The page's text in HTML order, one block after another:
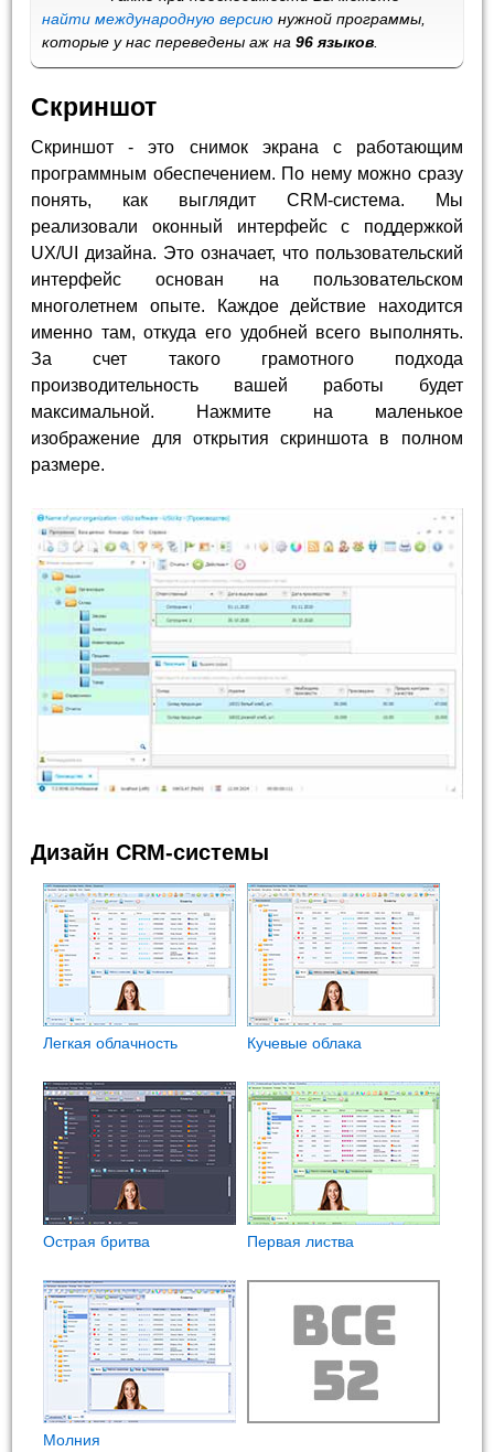
найти международную версию нужной программы,
которые у нас переведены аж на96 языков
Скриншот
Скриншот - это снимок экрана с работающим
программным обеспечением. По нему можно сразу
понять, как выглядит CRM-система. Мы
реализовали оконный интерфейс с поддержкой
UX/UI дизайна. Это означает, что пользовательский
интерфейс основан на пользовательском
многолетнем опыте. Каждое действие находится
именно там, откуда его удобней всего выполнять.
За счет такого грамотного подхода
производительность вашей работы будет
максимальной. Нажмите на маленькое
изображение для открытия скриншота в полном
размере.
Дизайн CRM-системы
Легкая облачность Кучевые облака
Острая бритва Первая листва
Молния